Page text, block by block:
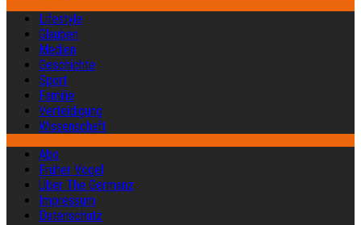
Lifestyle
Glauben
Medien
Geschichte
Sport
Familie
Verteidigung
Wissenschaft
Abo
Früher Vogel
Über The Germanz
Impressum
Datenschutz